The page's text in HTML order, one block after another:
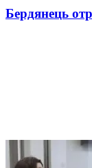
Бердянець